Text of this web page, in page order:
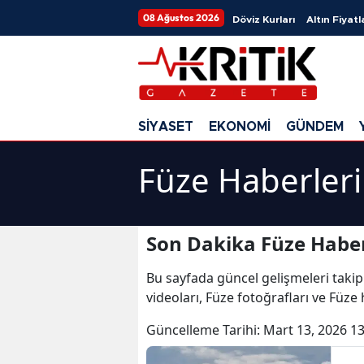
08 Ağustos 2026 Döviz Kurları Altın
SİYASET EKONOMİ GÜNDEM
Füze Haberleri
Son Dakika Füze
Bu sayfada güncel gelişmeleri
videoları, Füze fotoğrafları ve
Güncelleme Tarihi: Mart 13, 2026